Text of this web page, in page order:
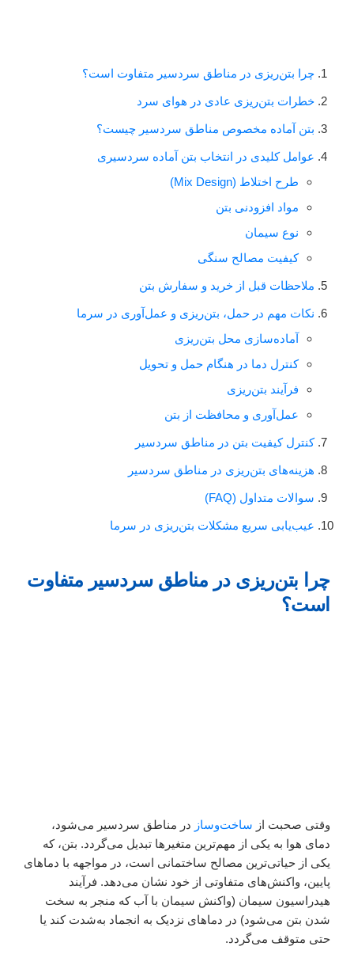
چرا بتن‌ریزی در مناطق سردسیر متفاوت است؟
خطرات بتن‌ریزی عادی در هوای سرد
بتن آماده مخصوص مناطق سردسیر چیست؟
عوامل کلیدی در انتخاب بتن آماده سردسیری
طرح اختلاط (Mix Design)
مواد افزودنی بتن
نوع سیمان
کیفیت مصالح سنگی
ملاحظات قبل از خرید و سفارش بتن
نکات مهم در حمل، بتن‌ریزی و عمل‌آوری در سرما
آماده‌سازی محل بتن‌ریزی
کنترل دما در هنگام حمل و تحویل
فرآیند بتن‌ریزی
عمل‌آوری و محافظت از بتن
کنترل کیفیت بتن در مناطق سردسیر
هزینه‌های بتن‌ریزی در مناطق سردسیر
سوالات متداول (FAQ)
عیب‌یابی سریع مشکلات بتن‌ریزی در سرما
چرا بتن‌ریزی در مناطق سردسیر متفاوت
است؟
وقتی صحبت از ساخت‌وساز در مناطق سردسیر می‌شود،
دمای هوا به یکی از مهم‌ترین متغیرها تبدیل می‌گردد. بتن، که
یکی از حیاتی‌ترین مصالح ساختمانی است، در مواجهه با دماهای
پایین، واکنش‌های متفاوتی از خود نشان می‌دهد. فرآیند
هیدراسیون سیمان (واکنش سیمان با آب که منجر به سخت
شدن بتن می‌شود) در دماهای نزدیک به انجماد به‌شدت کند یا
حتی متوقف می‌گردد.